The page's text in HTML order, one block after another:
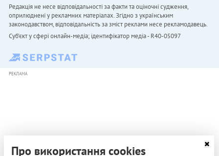
Редакція не несе відповідальності за факти та оціночні судження,
оприлюднені у рекламних матеріалах. Згідно з українським
законодавством, відповідальність за зміст реклами несе рекламодавець.
Cуб'єкт у сфері онлайн-медіа; ідентифікатор медіа - R40-05097
РЕКЛАМА
Про використання cookies